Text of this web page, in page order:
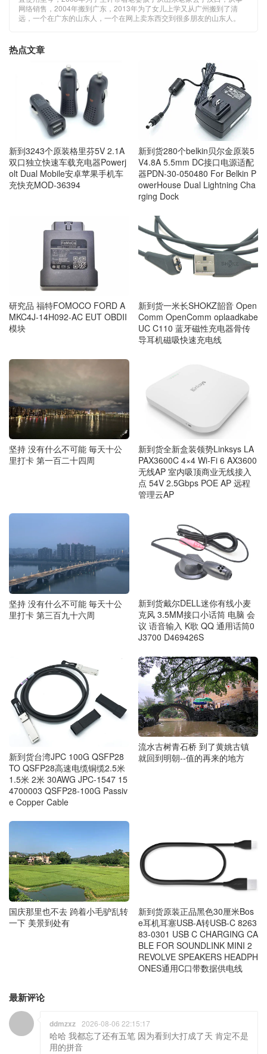
网络销售，2004年搬到广东，2013年为了女儿上学又从广州搬到了清
远，一个在广东的山东人，一个在网上卖东西交到很多朋友的山东人。
热点文章
新到3243个原装格里芬5V 2.1A
双口独立快速车载充电器Powerj
olt Dual Mobile安卓苹果手机车
充快充MOD-36394
新到货280个belkin贝尔金原装5
V4.8A 5.5mm DC接口电源适配
器PDN-30-050480 For Belkin P
owerHouse Dual Lightning Cha
rging Dock
研究品 福特FOMOCO FORD A
MKC4J-14H092-AC EUT OBDII
模块
新到货一米长SHOKZ韶音 Open
Comm OpenComm oplaadkabe
UC C110 蓝牙磁性充电器骨传
导耳机磁吸快速充电线
坚持 没有什么不可能 毎天十公
里打卡 第一百二十四周
新到货全新盒装领势Linksys LA
PAX3600C 4×4 Wi-Fi 6 AX3600
无线AP 室内吸顶商业无线接入
点 54V 2.5Gbps POE AP 远程
管理云AP
坚持 没有什么不可能 毎天十公
里打卡 第三百九十六周
新到货戴尔DELL迷你有线小麦
克风 3.5MM接口小话筒 电脑 会
议 语音输入 K歌 QQ 通用话筒0
J3700 D469426S
新到货台湾JPC 100G QSFP28
TO QSFP28高速电缆铜缆2.5米
1.5米 2米 30AWG JPC-1547 15
4700003 QSFP28-100G Passiv
e Copper Cable
流水古树青石桥 到了黄姚古镇
就回到明朝--值的再来的地方
国庆那里也不去 踦着小毛驴乱转
一下 美景到处有
新到货原装正品黑色30厘米Bos
e耳机耳塞USB-A转USB-C 8263
83-0301 USB C CHARGING CA
BLE FOR SOUNDLINK MINI 2
REVOLVE SPEAKERS HEADPH
ONES通用C口带数据供电线
最新评论
ddmzxz 2026-08-06 22:15:17
哈哈 我都忘了还有五笔 因为看到大打成了天 肯定不是
用的拼音